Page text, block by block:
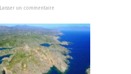
Laisser un commentaire